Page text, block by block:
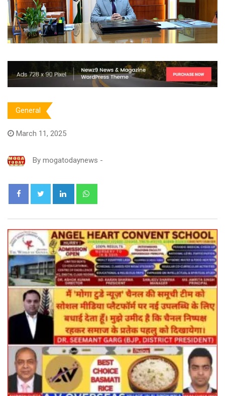
General
March 11, 2025
By mogatodaynews -
LinkedIn